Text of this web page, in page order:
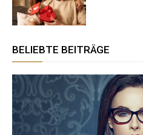
BELIEBTE BEITRÄGE